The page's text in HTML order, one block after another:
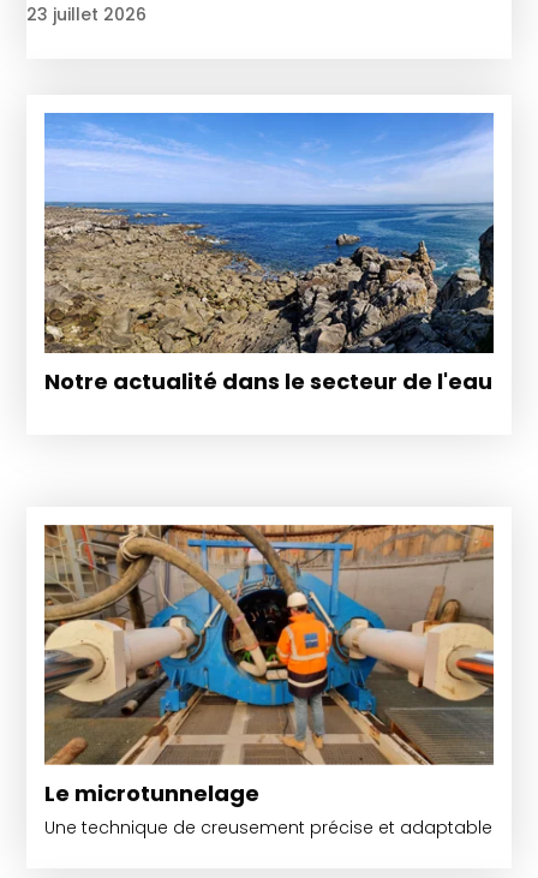
23 juillet 2026
Notre actualité dans le secteur de l'eau
Le microtunnelage
Une technique de creusement précise et adaptable